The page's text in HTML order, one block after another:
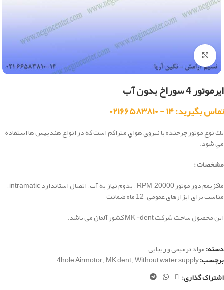
بزرگنمایی تصویر
ایرموتور 4 سوراخ بدون آب
تماس بگیرید: ۱۴ - ۰۲۱۶۶۵۸۳۸۱۰
يك نوع موتور چرخنده با نيروي هواي متراكم است كه در انواع هندپيس ها استفاده
مي شود.
مشخصات :
ماکزیمم دور موتور RPM 20000 – بدوم نیاز به آب – اتصال استاندارد intramatic –
مناسب برای ابزارهای عمومی – 12 ماه ضمانت
این محصول ساخت شرکت MK -dent کشور آلمان می باشد.
دسته:مواد ترمیمی و زیبایی
برچسب: 4hole Airmotor,MK dent,Without water supply
اشتراک گذاری: